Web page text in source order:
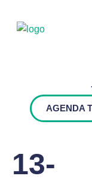
AGENDA
13-